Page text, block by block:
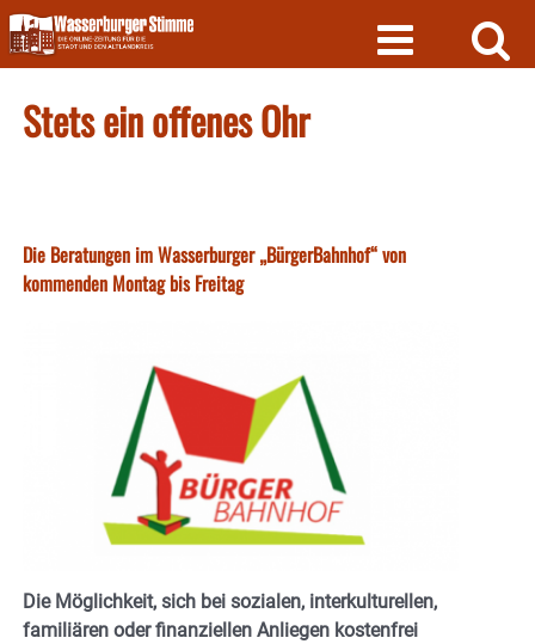
Skip
to
content
Stets ein offenes Ohr
Die Beratungen im Wasserburger „BürgerBahnhof“ von
kommenden Montag bis Freitag
Die Möglichkeit, sich bei sozialen, interkulturellen,
familiären oder finanziellen Anliegen kostenfrei